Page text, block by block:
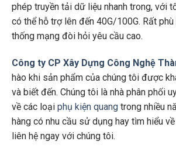
phép truyền tải dữ liệu nhanh trong, với
có thể hỗ trợ lên đến 40G/100G. Rất
thống mạng đòi hỏi yêu cầu cao.
Công ty CP Xây Dựng Công Nghệ
hào khi sản phẩm của chúng tôi được
và biết đến. Chúng tôi là nhà phân phối
về các loại phụ kiện quang trong nhiều
hàng có nhu cầu sử dụng hay tìm hiểu
liên hệ ngay với chúng tôi.